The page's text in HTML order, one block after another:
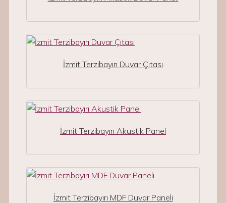
İzmit Terzibayırı Duvar Çıtası
İzmit Terzibayırı Akustik Panel
İzmit Terzibayırı MDF Duvar Paneli